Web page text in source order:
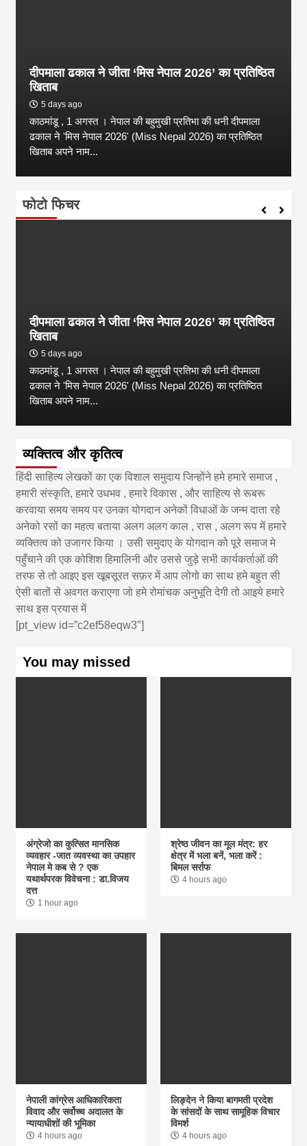
दीपमाला ढकाल ने जीता ‘मिस नेपाल 2026’ का प्रतिष्ठित
खिताब
5 days ago
काठमांडू , 1 अगस्त । नेपाल की बहुमुखी प्रतिभा की धनी दीपमाला
ढकाल ने 'मिस नेपाल 2026' (Miss Nepal 2026) का प्रतिष्ठित
खिताब अपने नाम...
फोटो फिचर
दीपमाला ढकाल ने जीता ‘मिस नेपाल 2026’ का प्रतिष्ठित
खिताब
5 days ago
काठमांडू , 1 अगस्त । नेपाल की बहुमुखी प्रतिभा की धनी दीपमाला
ढकाल ने 'मिस नेपाल 2026' (Miss Nepal 2026) का प्रतिष्ठित
खिताब अपने नाम...
व्यक्तित्व और कृतित्व
हिंदी साहित्य लेखकों का एक विशाल समुदाय जिन्होंने हमे हमारे समाज ,
हमारी संस्कृति, हमारे उधभव , हमारे विकास , और साहित्य से रूबरू
करवाया समय समय पर उनका योगदान अनेकों विधाओं के जन्म दाता रहे
अनेको रसों का महत्व बताया अलग अलग काल , रास , अलग रूप में हमारे
व्यक्तित्व को उजागर किया । उसी समुदाए के योगदान को पूरे समाज मे
पहुँचाने की एक कोशिश हिमालिनी और उससे जुड़े सभी कार्यकर्ताओं की
तरफ से तो आइए इस खूबसूरत सफ़र में आप लोगो का साथ हमे बहुत सी
ऐसी बातों से अवगत कराएगा जो हमे रोमांचक अनुभूति देगी तो आइये हमारे
साथ इस प्रयास में
[pt_view id=”c2ef58eqw3″]
You may missed
अंग्रेजो का कुत्सित मानसिक
व्यवहार -जात व्यवस्था का उपहार
नेपाल मे कब से ? एक
यथार्थपरक विवेचना : डा.विजय
दत्त
1 hour ago
श्रेष्ठ जीवन का मूल मंत्र: हर
क्षेत्र में भला बनें, भला करें :
बिमल सर्राफ
4 hours ago
नेपाली कांग्रेस आधिकारिकता
विवाद और सर्वोच्च अदालत के
न्यायाधीशों की भूमिका
4 hours ago
लिङ्देन ने किया बागमती प्रदेश
के सांसदों के साथ सामूहिक विचार
विमर्श
4 hours ago